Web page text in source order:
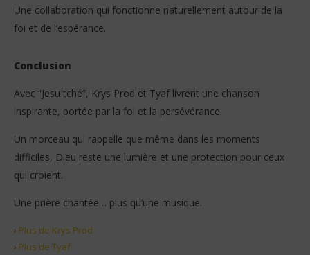
Une collaboration qui fonctionne naturellement autour de la
foi et de l’espérance.
Conclusion
Avec “Jesu tché”, Krys Prod et Tyaf livrent une chanson
inspirante, portée par la foi et la persévérance.
Un morceau qui rappelle que même dans les moments
difficiles, Dieu reste une lumière et une protection pour ceux
qui croient.
Une prière chantée… plus qu’une musique.
› Plus de Krys Prod
› Plus de Tyaf